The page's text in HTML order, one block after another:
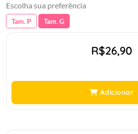
Escolha sua preferência
Tam. P Tam. G
R$26,90
Adicionar